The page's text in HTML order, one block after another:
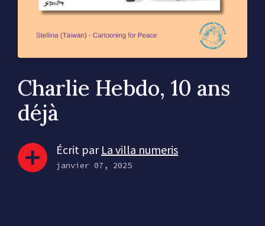
Charlie Hebdo, 10 ans
déjà
Écrit par La villa numeris
janvier 07, 2025